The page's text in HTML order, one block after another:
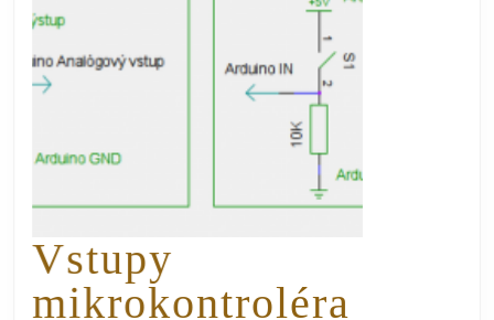
Vstupy
mikrokontroléra